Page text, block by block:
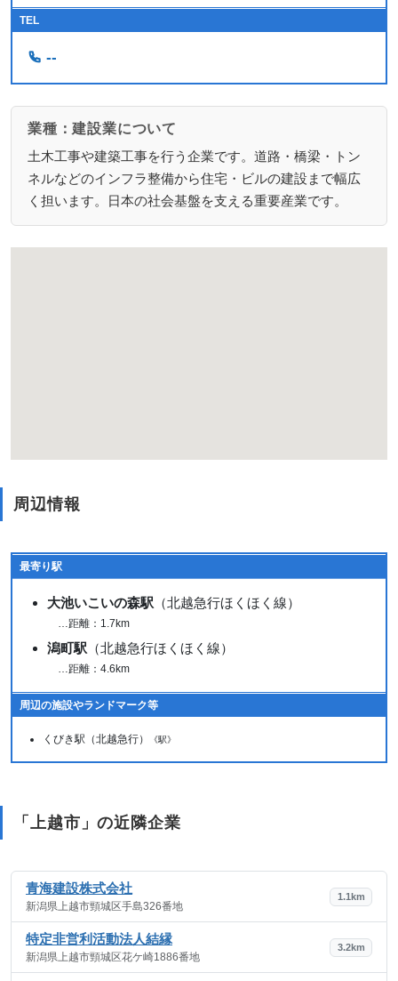
TEL
--
業種：建設業について
土木工事や建築工事を行う企業です。道路・橋梁・トン
ネルなどのインフラ整備から住宅・ビルの建設まで幅広
く担います。日本の社会基盤を支える重要産業です。
周辺情報
最寄り駅
大池いこいの森駅 （北越急行ほくほく線）
…距離：1.7km
潟町駅 （北越急行ほくほく線）
…距離：4.6km
周辺の施設やランドマーク等
くびき駅（北越急行） 《駅》
「上越市」の近隣企業
青海建設株式会社
新潟県上越市頸城区手島326番地
1.1km
特定非営利活動法人結縁
新潟県上越市頸城区花ケ崎1886番地
3.2km